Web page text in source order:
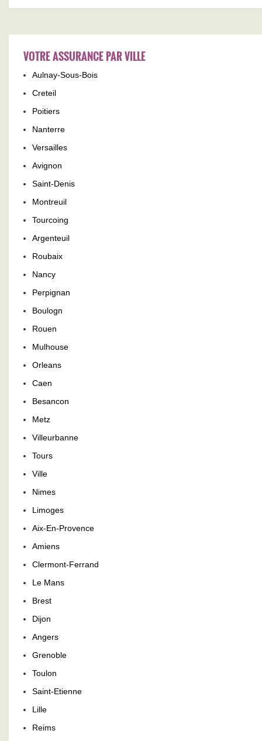
VOTRE ASSURANCE PAR VILLE
Aulnay-Sous-Bois
Creteil
Poitiers
Nanterre
Versailles
Avignon
Saint-Denis
Montreuil
Tourcoing
Argenteuil
Roubaix
Nancy
Perpignan
Boulogn
Rouen
Mulhouse
Orleans
Caen
Besancon
Metz
Villeurbanne
Tours
Ville
Nimes
Limoges
Aix-En-Provence
Amiens
Clermont-Ferrand
Le Mans
Brest
Dijon
Angers
Grenoble
Toulon
Saint-Etienne
Lille
Reims